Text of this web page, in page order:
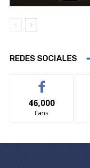
REDES SOCIALES
46,000
Fans